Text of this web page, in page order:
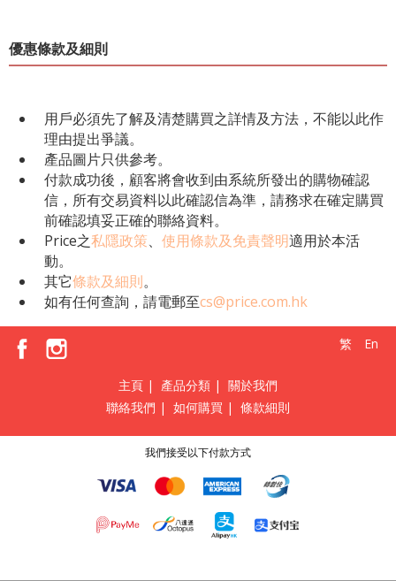
優惠條款及細則
用戶必須先了解及清楚購買之詳情及方法，不能以此作
理由提出爭議。
產品圖片只供參考。
付款成功後，顧客將會收到由系統所發出的購物確認
信，所有交易資料以此確認信為準，請務求在確定購買
前確認填妥正確的聯絡資料。
Price之私隱政策、 使用條款及免責聲明適用於本活
動。
其它條款及細則。
如有任何查詢，請電郵至cs@price.com.hk
繁 En
主頁 | 產品分類 | 關於我們
聯絡我們 | 如何購買 | 條款細則
我們接受以下付款方式